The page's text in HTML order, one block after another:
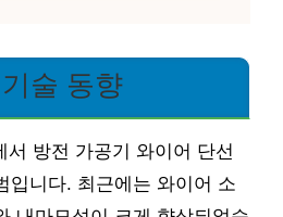
술 동향
서 방전 가공기 와이어 단선
입니다. 최근에는 와이어 소